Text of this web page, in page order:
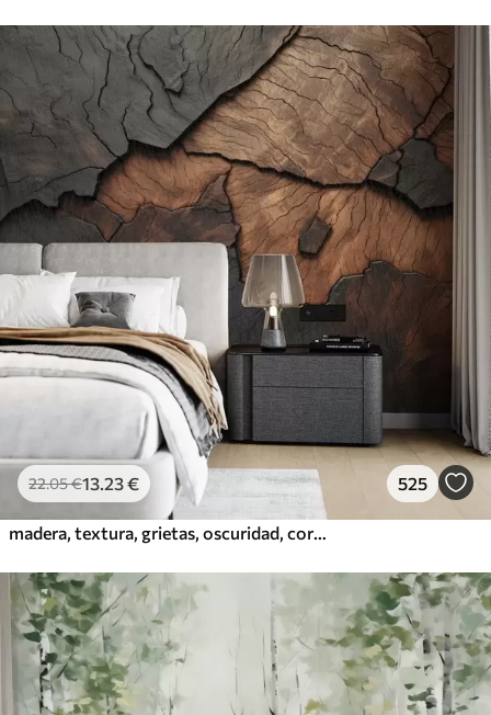
22.05€13 .23€ 525